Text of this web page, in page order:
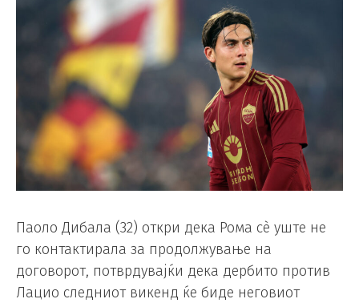
Паоло Дибала (32) откри дека Рома сè уште не
го контактирала за продолжување на
договорот, потврдувајќи дека дербито против
Лацио следниот викенд ќе биде неговиот